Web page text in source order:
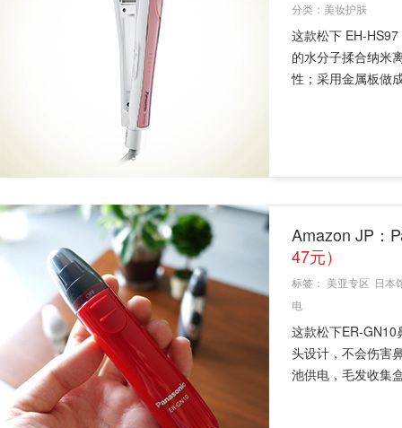
分类： 美妆护肤
这款松下 EH-
的水分子揉合纳米
性；采用金属板做
Amazon JP：
47元）
标签： 美亚专区 日本
电
这款松下ER-GN10
头设计，不会伤害
池供电，毛发收集